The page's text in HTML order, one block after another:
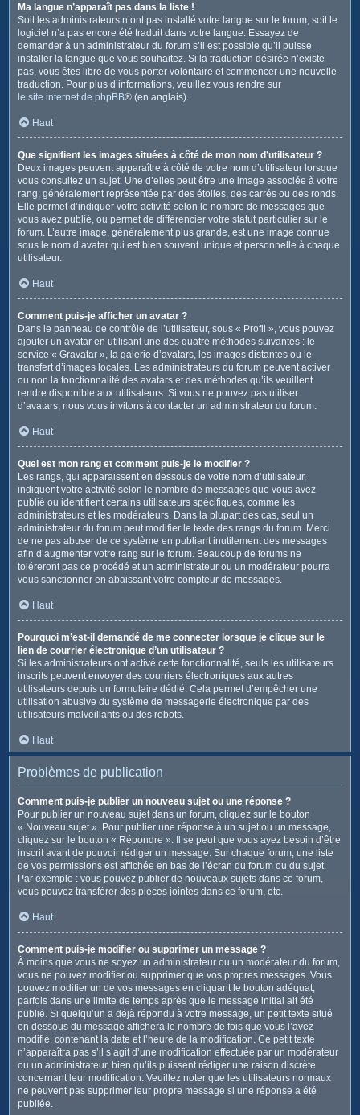
Ma langue n’apparaît pas dans la liste !
Soit les administrateurs n’ont pas installé votre langue sur le forum, soit le
logiciel n’a pas encore été traduit dans votre langue. Essayez de
demander à un administrateur du forum s’il est possible qu’il puisse
installer la langue que vous souhaitez. Si la traduction désirée n’existe
pas, vous êtes libre de vous porter volontaire et commencer une nouvelle
traduction. Pour plus d’informations, veuillez vous rendre sur
le site internet de phpBB® (en anglais).
Haut
Que signifient les images situées à côté de mon nom d’utilisateur ?
Deux images peuvent apparaître à côté de votre nom d’utilisateur lorsque
vous consultez un sujet. Une d’elles peut être une image associée à votre
rang, généralement représentée par des étoiles, des carrés ou des ronds.
Elle permet d’indiquer votre activité selon le nombre de messages que
vous avez publié, ou permet de différencier votre statut particulier sur le
forum. L’autre image, généralement plus grande, est une image connue
sous le nom d’avatar qui est bien souvent unique et personnelle à chaque
utilisateur.
Haut
Comment puis-je afficher un avatar ?
Dans le panneau de contrôle de l’utilisateur, sous « Profil », vous pouvez
ajouter un avatar en utilisant une des quatre méthodes suivantes : le
service « Gravatar », la galerie d’avatars, les images distantes ou le
transfert d’images locales. Les administrateurs du forum peuvent activer
ou non la fonctionnalité des avatars et des méthodes qu’ils veuillent
rendre disponible aux utilisateurs. Si vous ne pouvez pas utiliser
d’avatars, nous vous invitons à contacter un administrateur du forum.
Haut
Quel est mon rang et comment puis-je le modifier ?
Les rangs, qui apparaissent en dessous de votre nom d’utilisateur,
indiquent votre activité selon le nombre de messages que vous avez
publié ou identifient certains utilisateurs spécifiques, comme les
administrateurs et les modérateurs. Dans la plupart des cas, seul un
administrateur du forum peut modifier le texte des rangs du forum. Merci
de ne pas abuser de ce système en publiant inutilement des messages
afin d’augmenter votre rang sur le forum. Beaucoup de forums ne
toléreront pas ce procédé et un administrateur ou un modérateur pourra
vous sanctionner en abaissant votre compteur de messages.
Haut
Pourquoi m’est-il demandé de me connecter lorsque je clique sur le
lien de courrier électronique d’un utilisateur ?
Si les administrateurs ont activé cette fonctionnalité, seuls les utilisateurs
inscrits peuvent envoyer des courriers électroniques aux autres
utilisateurs depuis un formulaire dédié. Cela permet d’empêcher une
utilisation abusive du système de messagerie électronique par des
utilisateurs malveillants ou des robots.
Haut
Problèmes de publication
Comment puis-je publier un nouveau sujet ou une réponse ?
Pour publier un nouveau sujet dans un forum, cliquez sur le bouton
« Nouveau sujet ». Pour publier une réponse à un sujet ou un message,
cliquez sur le bouton « Répondre ». Il se peut que vous ayez besoin d’être
inscrit avant de pouvoir rédiger un message. Sur chaque forum, une liste
de vos permissions est affichée en bas de l’écran du forum ou du sujet.
Par exemple : vous pouvez publier de nouveaux sujets dans ce forum,
vous pouvez transférer des pièces jointes dans ce forum, etc.
Haut
Comment puis-je modifier ou supprimer un message ?
À moins que vous ne soyez un administrateur ou un modérateur du forum,
vous ne pouvez modifier ou supprimer que vos propres messages. Vous
pouvez modifier un de vos messages en cliquant le bouton adéquat,
parfois dans une limite de temps après que le message initial ait été
publié. Si quelqu’un a déjà répondu à votre message, un petit texte situé
en dessous du message affichera le nombre de fois que vous l’avez
modifié, contenant la date et l’heure de la modification. Ce petit texte
n’apparaîtra pas s’il s’agit d’une modification effectuée par un modérateur
ou un administrateur, bien qu’ils puissent rédiger une raison discrète
concernant leur modification. Veuillez noter que les utilisateurs normaux
ne peuvent pas supprimer leur propre message si une réponse a été
publiée.